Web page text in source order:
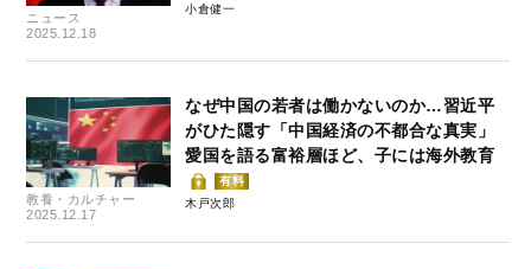
ニュース
2025.12.18
小倉健一
教養・カルチャー
2025.12.17
なぜ中国の若者は働かないのか…習近平
がひた隠す「中国経済の不都合な真実」
愛国を語る富裕層ほど、子には海外教育
有料
木戸次郎